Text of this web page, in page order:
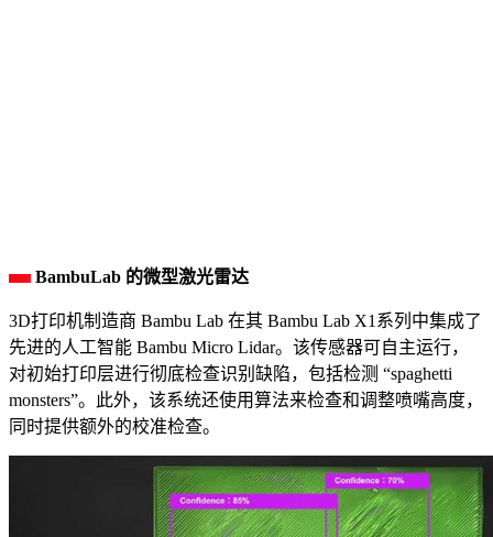
BambuLab 的微型激光雷达
3D打印机制造商 Bambu Lab 在其 Bambu Lab X1系列中集成了
先进的人工智能 Bambu Micro Lidar。该传感器可自主运行，
对初始打印层进行彻底检查识别缺陷，包括检测 “spaghetti
monsters”。此外，该系统还使用算法来检查和调整喷嘴高度，
同时提供额外的校准检查。